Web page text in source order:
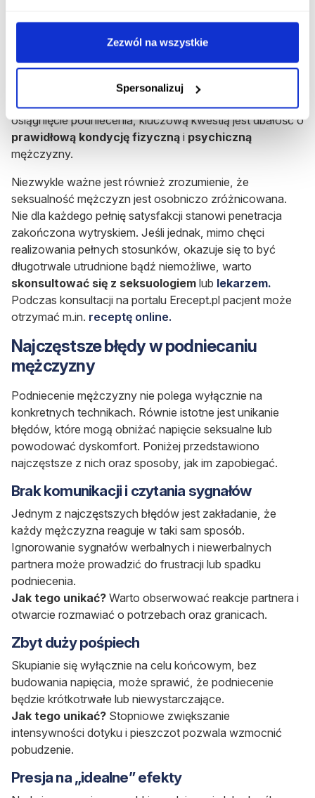
Zezwól na wszystkie
Spersonalizuj
Problem może mieć równieżpodłoże psychogennelub
. Stres, zbyt mało snu, kompleksy czy
konflikt z partnerką potrafią skutecznie ograniczyć
Z uwagi na mnogość czynników, które mogą utrudniać
osiągnięcie podniecenia, kluczową kwestią jest dbałość o
prawidłową kondycję fizyczną i psychiczną
mężczyzny.
Niezwykle ważne jest również zrozumienie, że
seksualność mężczyzn jest osobniczo zróżnicowana.
Nie dla każdego pełnię satysfakcji stanowi penetracja
zakończona wytryskiem. Jeśli jednak, mimo chęci
realizowania pełnych stosunków, okazuje się to być
długotrwale utrudnione bądź niemożliwe, warto
skonsultować się z seksuologiem lub lekarzem.
Podczas konsultacji na portalu Erecept.pl pacjent może
otrzymać m.in. receptę online.
Najczęstsze błędy w podniecaniu
mężczyzny
Podniecenie mężczyzny nie polega wyłącznie na
konkretnych technikach. Równie istotne jest unikanie
błędów, które mogą obniżać napięcie seksualne lub
powodować dyskomfort. Poniżej przedstawiono
najczęstsze z nich oraz sposoby, jak im zapobiegać.
Brak komunikacji i czytania sygnałów
Jednym z najczęstszych błędów jest zakładanie, że
każdy mężczyzna reaguje w taki sam sposób.
Ignorowanie sygnałów werbalnych i niewerbalnych
partnera może prowadzić do frustracji lub spadku
podniecenia.
Jak tego unikać? Warto obserwować reakcje partnera i
otwarcie rozmawiać o potrzebach oraz granicach.
Zbyt duży pośpiech
Skupianie się wyłącznie na celu końcowym, bez
budowania napięcia, może sprawić, że podniecenie
będzie krótkotrwałe lub niewystarczające.
Jak tego unikać? Stopniowe zwiększanie
intensywności dotyku i pieszczot pozwala wzmocnić
pobudzenie.
Presja na „idealne” efekty